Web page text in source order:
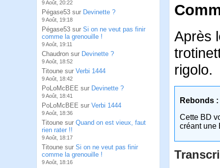
9 Août, 20:22
Pégase53 sur Devinette ?
9 Août, 19:18
Pégase53 sur Si on ne veut pas finir
comme la grenouille !
9 Août, 19:11
Chaudron sur Devinette ?
9 Août, 18:52
Titoune sur Verbi 1444
9 Août, 18:42
PoLoMcBEE sur Devinette ?
9 Août, 18:41
PoLoMcBEE sur Verbi 1444
9 Août, 18:36
Titoune sur Quand on est vieux, faut
rien rater !!
9 Août, 18:17
Titoune sur Si on ne veut pas finir
comme la grenouille !
9 Août, 18:16
Après
rigolo.
Rebonds :
Cette BD
créant une